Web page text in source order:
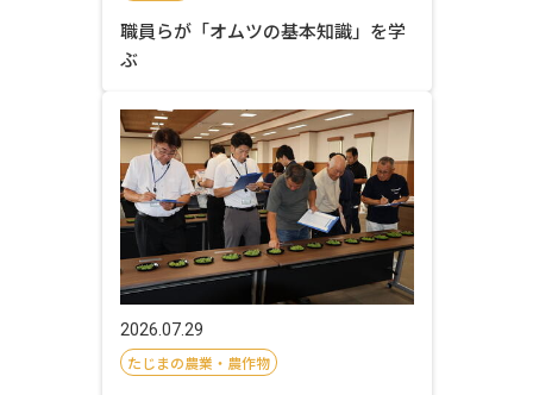
職員らが「オムツの基本知識」を学
ぶ
2026.07.29
たじまの農業・農作物